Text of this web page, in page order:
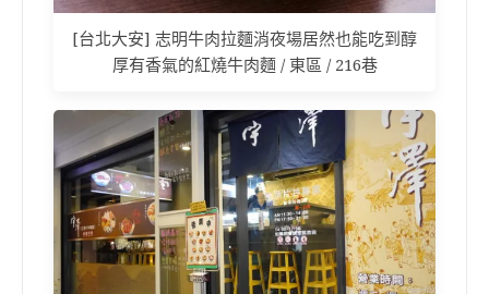
[台北大安] 志明牛肉拉麵消夜場居然也能吃到醇
厚有香氣的紅燒牛肉麵 / 東區 / 216巷